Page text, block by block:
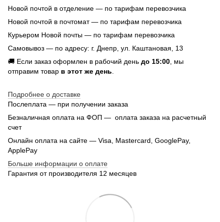
Новой почтой в отделение — по тарифам перевозчика
Новой почтой в почтомат — по тарифам перевозчика
Курьером Новой почты — по тарифам перевозчика
Самовывоз — по адресу: г. Днепр, ул. Каштановая, 13
🚚 Если заказ оформлен в рабочий день до 15:00 , мы
отправим товар в этот же день
Подробнее о доставке
Послеплата — при получении заказа
Безналичная оплата на ФОП — оплата заказа на расчетный
счет
Онлайн оплата на сайте — Visa, Mastercard, GooglePay,
ApplePay
Больше информации о оплате
Гарантия от производителя 12 месяцев